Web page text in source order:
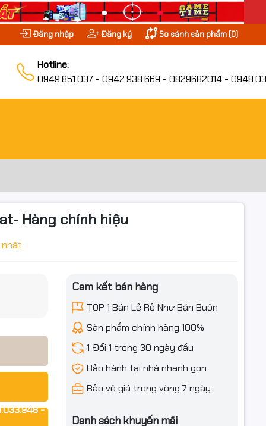
Đăng nhập Đăng ký So sánh sản phẩm (0)
Hotline:
0949.851.037 - 0942.938.669 - 0829682014 -
Hàng chính hiệu
-
Cam kết bán hàng
TOP 1 Bán Lẻ Rẻ Như Bán Buôn
Sản phẩm chính hãng 100%
1 Đổi 1 trong 30 ngày đầu
Bảo hành tại nhà nhanh gọn
Bảo vệ giá trong vòng 7 ngày
Danh sách khuyến mãi
ưu đãi